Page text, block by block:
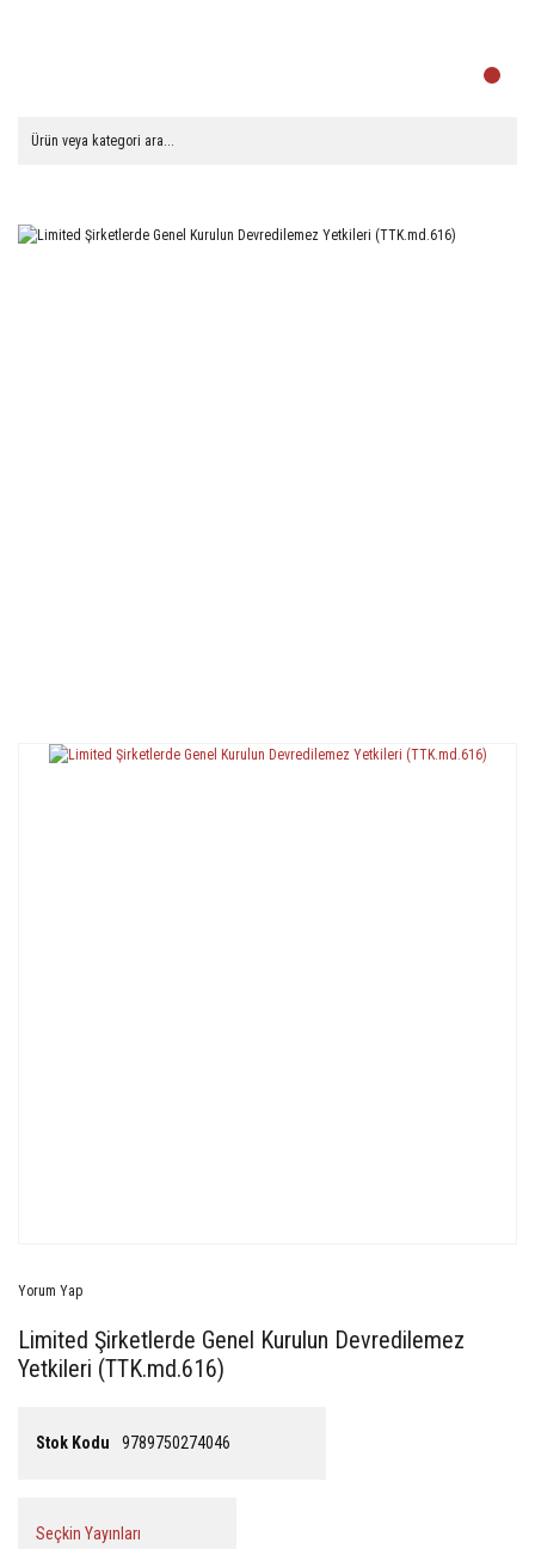
Yorum Yap
Limited Şirketlerde Genel Kurulun Devredilemez
Yetkileri (TTK.md.616)
Stok Kodu 9789750274046
Seçkin Yayınları